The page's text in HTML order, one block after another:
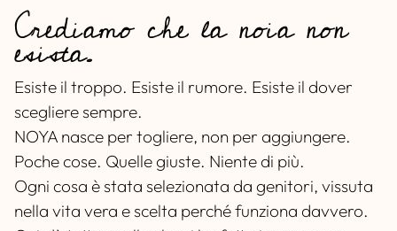
Crediamo che la noia non
esista.
Esiste il troppo. Esiste il rumore. Esiste il dover
scegliere sempre.
NOYA nasce per togliere, non per aggiungere.
Poche cose. Quelle giuste. Niente di più.
Ogni cosa è stata selezionata da genitori, vissuta
nella vita vera e scelta perché funziona davvero.